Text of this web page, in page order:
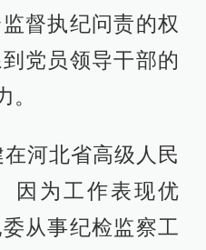
督执纪问责的权
党员领导干部的
河北省高级人民
因为工作表现优
从事纪检监察工